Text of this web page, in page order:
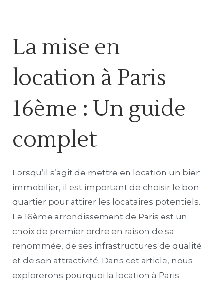
La mise en
location à Paris
16ème : Un guide
complet
Lorsqu’il s’agit de mettre en location un bien
immobilier, il est important de choisir le bon
quartier pour attirer les locataires potentiels.
Le 16ème arrondissement de Paris est un
choix de premier ordre en raison de sa
renommée, de ses infrastructures de qualité
et de son attractivité. Dans cet article, nous
explorerons pourquoi la location à Paris